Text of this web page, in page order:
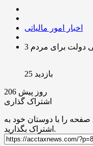
اخبار امور مالیاتی
دولت برای مردم
بازدید 25
206 روز پیش
اشتراک گذاری
صفحه را با دوستان خود به
اشتراک بگذارید.